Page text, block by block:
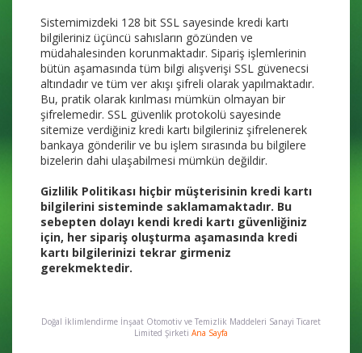
Sistemimizdeki 128 bit SSL sayesinde kredi kartı
bilgileriniz üçüncü sahısların gözünden ve
müdahalesinden korunmaktadır. Sipariş işlemlerinin
bütün aşamasında tüm bilgi alışverişi SSL güvenecsi
altındadır ve tüm ver akışı şifreli olarak yapılmaktadır.
Bu, pratik olarak kırılması mümkün olmayan bir
şifrelemedir. SSL güvenlik protokolü sayesinde
sitemize verdiğiniz kredi kartı bilgileriniz şifrelenerek
bankaya gönderilir ve bu işlem sırasında bu bilgilere
bizelerin dahi ulaşabilmesi mümkün değildir.
Gizlilik Politikası hiçbir müşterisinin kredi kartı
bilgilerini sisteminde saklamamaktadır. Bu
sebepten dolayı kendi kredi kartı güvenliğiniz
için, her sipariş oluşturma aşamasında kredi
kartı bilgilerinizi tekrar girmeniz
gerekmektedir.
Doğal İklimlendirme İnşaat Otomotiv ve Temizlik Maddeleri Sanayi Ticaret
Limited Şirketi Ana Sayfa